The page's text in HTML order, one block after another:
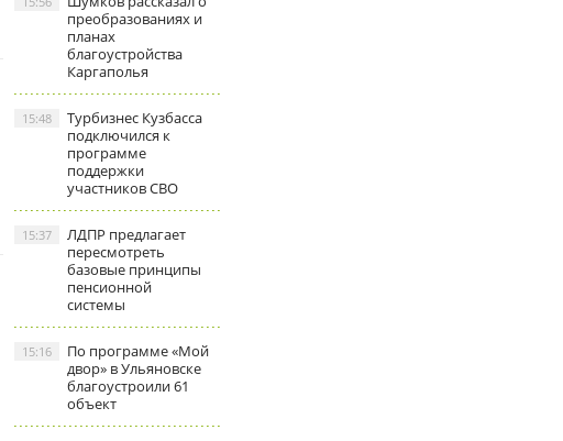
преобразованиях и
планах
благоустройства
Каргаполья
Турбизнес Кузбасса
подключился к
программе
поддержки
участников СВО
15:48
ЛДПР предлагает
пересмотреть
базовые принципы
пенсионной
системы
15:37
По программе «Мой
двор» в Ульяновске
благоустроили 61
объект
15:16